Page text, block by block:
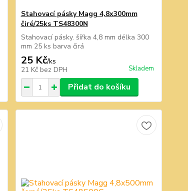
Stahovací pásky Magg 4,8x300mm
čiré/25ks TS48300N
Stahovací pásky. šířka 4,8 mm délka 300
mm 25 ks barva čirá
25 Kč/ks
21 Kč bez DPH Skladem
Přidat do košíku